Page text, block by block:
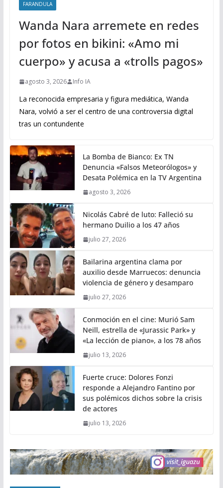
FARANDULA
Wanda Nara arremete en redes
por fotos en bikini: «Amo mi
cuerpo» y acusa a «trolls pagos»
agosto 3, 2026 Info IA
La reconocida empresaria y figura mediática, Wanda
Nara, volvió a ser el centro de una controversia digital
tras un contundente
La Bomba de Bianco: Ex TN
Denuncia «Falsos Meteorólogos» y
Desata Polémica en la TV Argentina
agosto 3, 2026
Nicolás Cabré de luto: Falleció su
hermano Duilio a los 47 años
julio 27, 2026
Bailarina argentina clama por
auxilio desde Marruecos: denuncia
violencia de género y desamparo
julio 27, 2026
Conmoción en el cine: Murió Sam
Neill, estrella de «Jurassic Park» y
«La lección de piano», a los 78 años
julio 13, 2026
Fuerte cruce: Dolores Fonzi
responde a Alejandro Fantino por
sus polémicos dichos sobre la crisis
de actores
julio 13, 2026